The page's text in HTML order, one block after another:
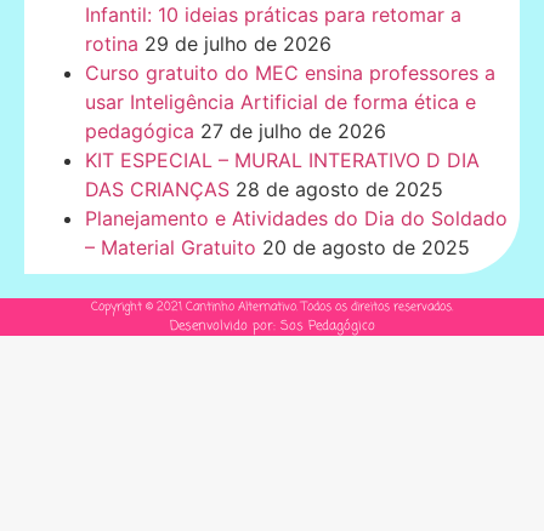
Infantil: 10 ideias práticas para retomar a
rotina 29 de julho de 2026
Curso gratuito do MEC ensina professores a
usar Inteligência Artificial de forma ética e
pedagógica 27 de julho de 2026
KIT ESPECIAL – MURAL INTERATIVO D DIA
DAS CRIANÇAS 28 de agosto de 2025
Planejamento e Atividades do Dia do Soldado
– Material Gratuito 20 de agosto de 2025
Copyright © 2021 Cantinho Alternativo. Todos os direitos reservados.
Desenvolvido por: Sos Pedagógico